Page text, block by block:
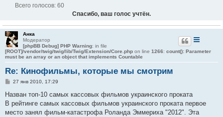
Всего голосов: 60
Спасибо, ваш голос учтён.
Анка
Модератор
[phpBB Debug] PHP Warning: in file
[ROOT]/vendor/twig/twig/lib/Twig/Extension/Core.php on line 1266: count(): Parameter
must be an array or an object that implements Countable
Re: Кинофильмы, которые мы смотрим
С
о
щ
е
27 янв 2010, 17:29
Назван топ-10 самых кассовых фильмов украинского проката
В рейтинге самых кассовых фильмов украинского проката первое
место занял фильм-катастрофа Роланда Эммериха "2012". Эта